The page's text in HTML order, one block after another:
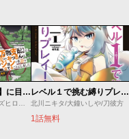
スキル【万物支配】に目覚めたおっさんは、ダンジョンで生計を立てることにしました～無職から始める支配者無双～ レベル１で挑む縛りプレイ！
北川ニキタ/大鐘いしや/刀彼方
1話無料